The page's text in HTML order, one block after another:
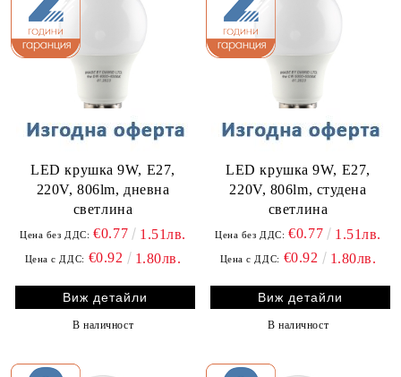
LED крушка 9W, E27,
220V, 806lm, дневна
светлина
Цена без ДДС: €0.77 1.51лв.
Цена с ДДС: €0.92 1.80лв.
Виж детайли
В наличност
LED крушка 9W, E27,
220V, 806lm, студена
светлина
Цена без ДДС: €0.77 1.51лв.
Цена с ДДС: €0.92 1.80лв.
Виж детайли
В наличност